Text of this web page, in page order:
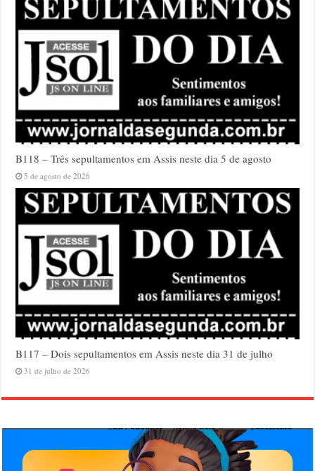
B118 – Três sepultamentos em Assis neste dia 5 de agosto
5 de agosto de 2026
B117 – Dois sepultamentos em Assis neste dia 31 de julho
31 de julho de 2026